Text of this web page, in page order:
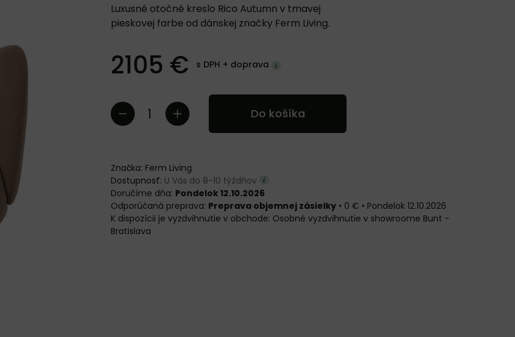
Luxusné otočné kreslo Rico Autumn v tmavej
pieskovej farbe od dánskej značky Ferm Living.
2105 € s DPH + doprava
Do košíka
Značka: Ferm Living
Dostupnosť: U Vás do 8-10 týždňov
Doručíme dňa: Pondelok 12.10.2026
Preprava objemnej zásielky • 0 € • Pondelok 12.10.2026
Osobné vyzdvihnutie v showroome Bunt -
Bratislava